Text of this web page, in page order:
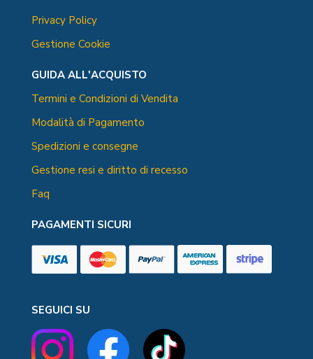
Privacy Policy
Gestione Cookie
GUIDA ALL'ACQUISTO
Termini e Condizioni di Vendita
Modalità di Pagamento
Spedizioni e consegne
Gestione resi e diritto di recesso
Faq
PAGAMENTI SICURI
SEGUICI SU